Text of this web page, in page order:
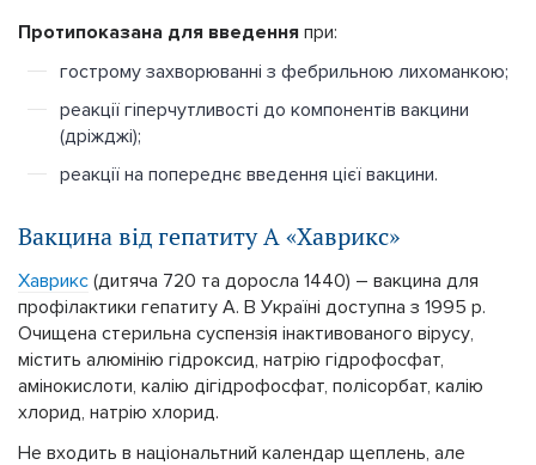
Протипоказана для введення при:
гострому захворюванні з фебрильною лихоманкою;
реакції гіперчутливості до компонентів вакцини
(дріжджі);
реакції на попереднє введення цієї вакцини.
Вакцина від гепатиту А «Хаврикс»
Хаврикс (дитяча 720 та доросла 1440) – вакцина для
профілактики гепатиту А. В Україні доступна з 1995 р.
Очищена стерильна суспензія інактивованого вірусу,
містить алюмінію гідроксид, натрію гідрофосфат,
амінокислоти, калію дігідрофосфат, полісорбат, калію
хлорид, натрію хлорид.
Не входить в національтний календар щеплень, але